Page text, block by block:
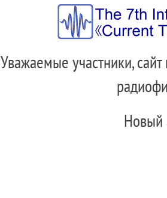
Уважаемые участники,
Новый